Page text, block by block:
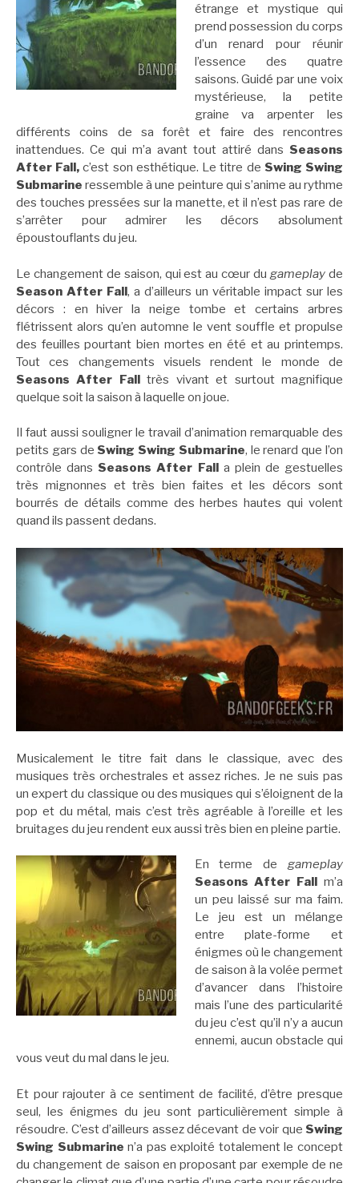
étrange et mystique qui
prend possession du corps
d’un renard pour réunir
l’essence des quatre
saisons. Guidé par une voix
mystérieuse, la petite
graine va arpenter les
différents coins de sa forêt et faire des rencontres
inattendues. Ce qui m’a avant tout attiré dans Seasons
After Fall, c’est son esthétique. Le titre de Swing Swing
Submarine ressemble à une peinture qui s’anime au rythme
des touches pressées sur la manette, et il n’est pas rare de
s’arrêter pour admirer les décors absolument
époustouflants du jeu.
Le changement de saison, qui est au cœur dugameplay de
Season After Fall, a d’ailleurs un véritable impact sur les
décors : en hiver la neige tombe et certains arbres
flétrissent alors qu’en automne le vent souffle et propulse
des feuilles pourtant bien mortes en été et au printemps.
Tout ces changements visuels rendent le monde de
Seasons After Falltrès vivant et surtout magnifique
quelque soit la saison à laquelle on joue.
Il faut aussi souligner le travail d’animation remarquable des
petits gars de Swing Swing Submarine, le renard que l’on
contrôle dans Seasons After Falla plein de gestuelles
très mignonnes et très bien faites et les décors sont
bourrés de détails comme des herbes hautes qui volent
quand ils passent dedans.
Musicalement le titre fait dans le classique, avec des
musiques très orchestrales et assez riches. Je ne suis pas
un expert du classique ou des musiques qui s’éloignent de la
pop et du métal, mais c’est très agréable à l’oreille et les
bruitages du jeu rendent eux aussi très bien en pleine partie.
En terme de gameplay
Seasons After Fall
m’a
un peu laissé sur ma faim.
Le jeu est un mélange
entre plate-forme et
énigmes où le changement
de saison à la volée permet
d’avancer dans l’histoire
mais l’une des particularité
du jeu c’est qu’il n’y a aucun
ennemi, aucun obstacle qui
vous veut du mal dans le jeu.
Et pour rajouter à ce sentiment de facilité, d’être presque
seul, les énigmes du jeu sont particulièrement simple à
résoudre. C’est d’ailleurs assez décevant de voir que Swing
Swing Submarine n’a pas exploité totalement le concept
du changement de saison en proposant par exemple de ne